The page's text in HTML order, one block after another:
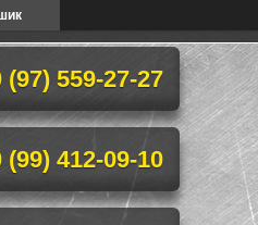
(97) 559-27-27
(99) 412-09-10